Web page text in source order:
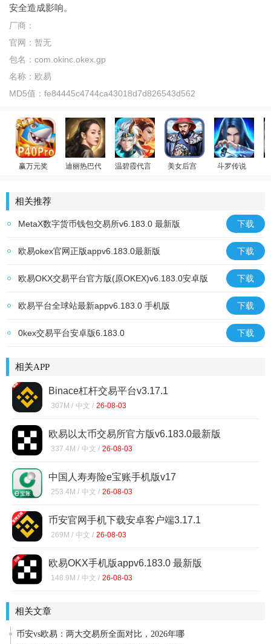
安全造成影响。
厂商：
官网： 暂无
包名： com.okinc.okex.gp
名称： 欧易
MD5值： fe84445c4744ca43018d7d826543d562
赢万元奖
迪丽热巴代言
温碧霞代言
美女后宫
斗罗传说
相关推荐
MetaX数字货币钱包交易所v6.183.0 最新版 下载
欧易okex官网正版appv6.183.0最新版 下载
欧易OKX交易平台官方版(原OKEX)v6.183.0安卓版 下载
欧易平台全球站最新appv6.183.0 手机版 下载
0kex交易平台安卓版6.183.0 下载
相关APP
Binace杠杆交易平台v3.17.1
307M / 中文 / 26-08-03
欧易以太币交易所官方版v6.183.0最新版
337.4M / 中文 / 26-08-03
中国人寿寿险e宝账手机版v17
253.4M / 中文 / 26-08-03
币安官网手机下载安卓客户端3.17.1
269M / 中文 / 26-08-03
欧易OKX手机版appv6.183.0 最新版
148.9M / 中文 / 26-08-03
相关文章
币安vs欧易：两大交易所全面对比，2026年哪